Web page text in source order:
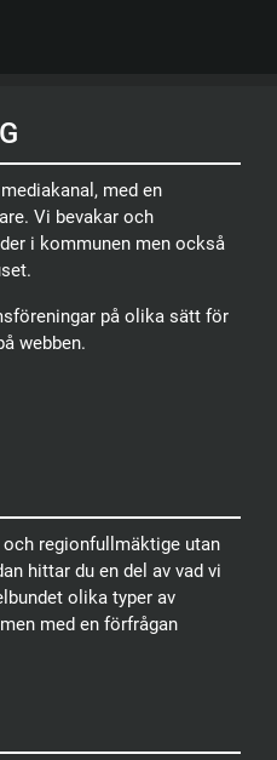
med en
Vi bevakar och
i kommunen men också
på olika sätt för
webben.
regionfullmäktige utan
hittar du en del av vad vi
olika typer av
med en förfrågan